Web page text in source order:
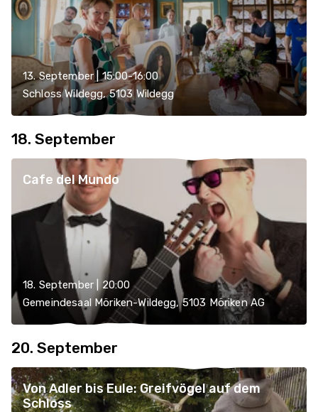
13. September | 15:00-16:00
Schloss Wildegg, 5103 Wildegg
18. September
Cafe del Mundo
18. September | 20:00
Gemeindesaal Möriken-Wildegg, 5103 Möriken AG
20. September
Von Adler bis Eule: Greifvögel auf dem
Schloss